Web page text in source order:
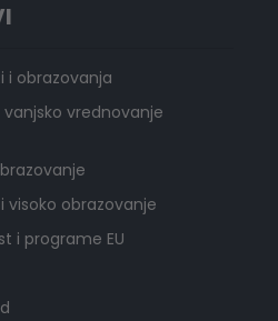
i obrazovanja
vrednovanje
visoko obrazovanje
i programe EU